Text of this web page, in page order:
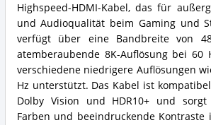
Highspeed-HDMI-Kabel, das für
und Audioqualität beim Gaming und
verfügt über eine Bandbreite von
atemberaubende 8K-Auflösung bei 60
verschiedene niedrigere Auflösungen
Hz unterstützt. Das Kabel ist
Dolby Vision und HDR10+ und
Farben und beeindruckende